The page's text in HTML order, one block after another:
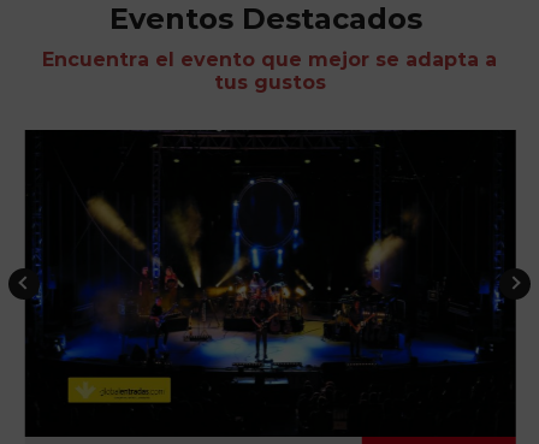
Eventos Destacados
Encuentra el evento que mejor se adapta a
tus gustos